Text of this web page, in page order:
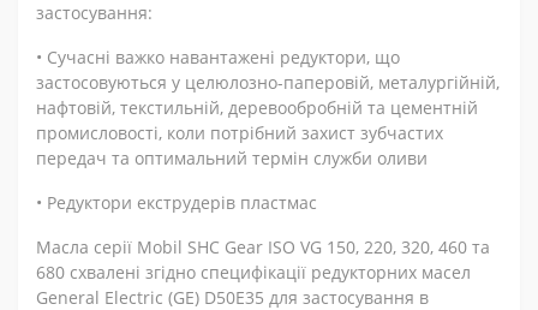
застосування:
• Сучасні важко навантажені редуктори, що
застосовуються у целюлозно-паперовій, металургійній,
нафтовій, текстильній, деревообробній та цементній
промисловості, коли потрібний захист зубчастих
передач та оптимальний термін служби оливи
• Редуктори екструдерів пластмас
Масла серії Mobil SHC Gear ISO VG 150, 220, 320, 460 та
680 схвалені згідно специфікації редукторних масел
General Electric (GE) D50E35 для застосування в